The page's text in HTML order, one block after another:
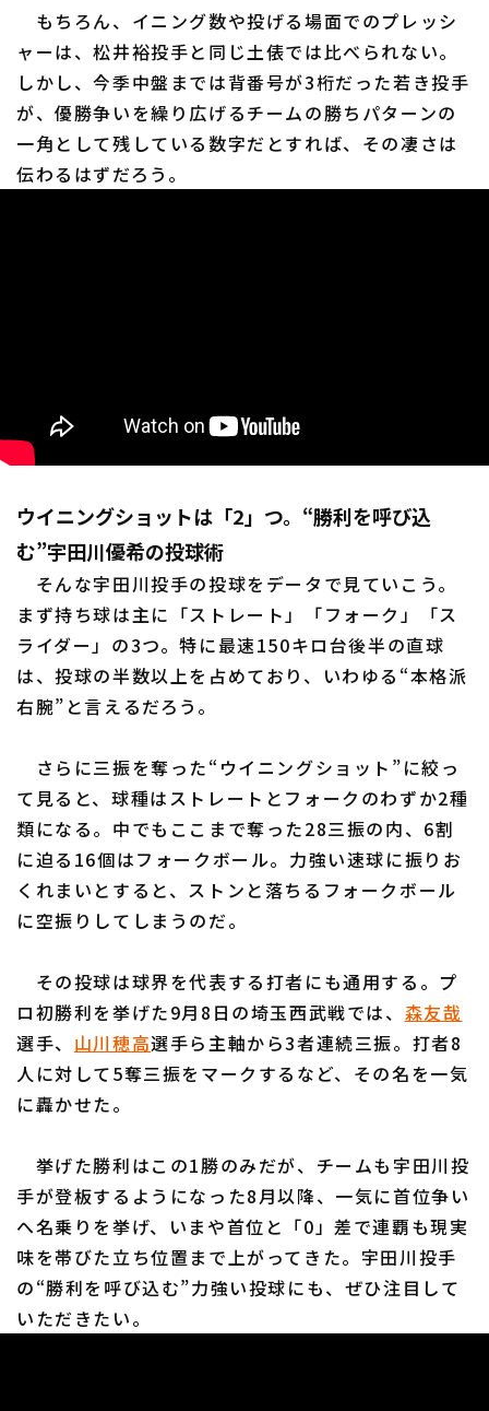
もちろん、イニング数や投げる場面でのプレッシ
ャーは、松井裕投手と同じ土俵では比べられない。
しかし、今季中盤までは背番号が3桁だった若き投手
が、優勝争いを繰り広げるチームの勝ちパターンの
一角として残している数字だとすれば、その凄さは
伝わるはずだろう。
ウイニングショットは「2」つ。“勝利を呼び込
む”宇田川優希の投球術
そんな宇田川投手の投球をデータで見ていこう。
まず持ち球は主に「ストレート」「フォーク」「ス
ライダー」の3つ。特に最速150キロ台後半の直球
は、投球の半数以上を占めており、いわゆる“本格派
右腕”と言えるだろう。
さらに三振を奪った“ウイニングショット”に絞っ
て見ると、球種はストレートとフォークのわずか2種
類になる。中でもここまで奪った28三振の内、6割
に迫る16個はフォークボール。力強い速球に振りお
くれまいとすると、ストンと落ちるフォークボール
に空振りしてしまうのだ。
その投球は球界を代表する打者にも通用する。プ
ロ初勝利を挙げた9月8日の埼玉西武戦では、 森友哉
選手、 山川穂高選手ら主軸から3者連続三振。打者8
人に対して5奪三振をマークするなど、その名を一気
に轟かせた。
挙げた勝利はこの1勝のみだが、チームも宇田川投
手が登板するようになった8月以降、一気に首位争い
へ名乗りを挙げ、いまや首位と「0」差で連覇も現実
味を帯びた立ち位置まで上がってきた。宇田川投手
の“勝利を呼び込む”力強い投球にも、ぜひ注目して
いただきたい。